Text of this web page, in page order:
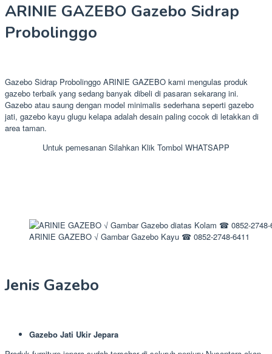
ARINIE GAZEBO Gazebo Sidrap
Probolinggo
Gazebo Sidrap Probolinggo ARINIE GAZEBO kami mengulas produk
gazebo terbaik yang sedang banyak dibeli di pasaran sekarang ini.
Gazebo atau saung dengan model minimalis sederhana seperti gazebo
jati, gazebo kayu glugu kelapa adalah desain paling cocok di letakkan di
area taman.
Untuk pemesanan Silahkan Klik Tombol WHATSAPP
ARINIE GAZEBO √ Gambar Gazebo Kayu ☎ 0852-2748-6411
Jenis Gazebo
Gazebo Jati Ukir Jepara